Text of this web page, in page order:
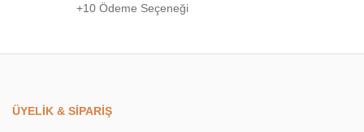
+10 Ödeme Seçeneği
ÜYELİK & SİPARİŞ